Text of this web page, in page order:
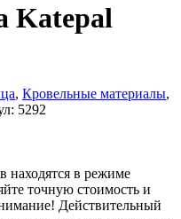
Katepal
, Кровельные материалы,
5292
находятся в режиме
точную стоимость и
Действительный